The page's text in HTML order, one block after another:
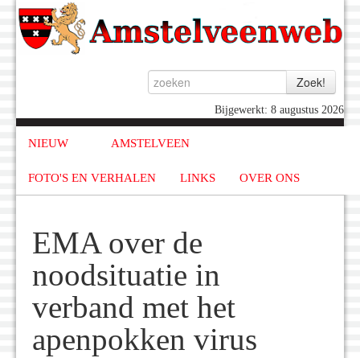
Bijgewerkt: 8 augustus 2026
NIEUW AMSTELVEEN
FOTO'S EN VERHALEN LINKS OVER ONS
EMA over de
noodsituatie in
verband met het
apenpokken virus